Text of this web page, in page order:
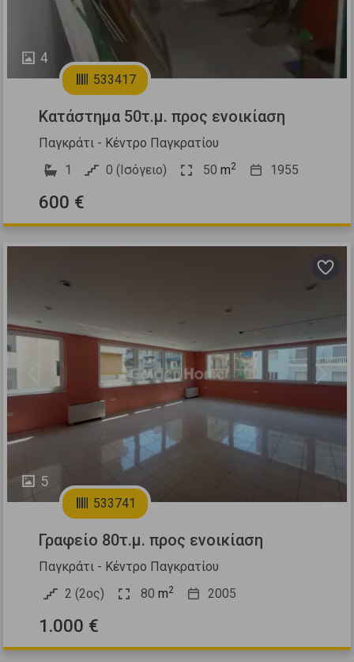
4
533417
Κατάστημα 50τ.μ. προς ενοικίαση
Παγκράτι - Κέντρο Παγκρατίου
1
0 (Ισόγειο) 50 m2 1955
600 €
5
Previous Next
533741
Γραφείο 80τ.μ. προς ενοικίαση
Παγκράτι - Κέντρο Παγκρατίου
2 (2ος)
80 m2 2005
1.000 €